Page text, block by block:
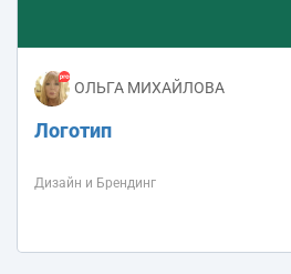
ОЛЬГА МИХАЙЛОВА
Логотип
Дизайн и Брендинг